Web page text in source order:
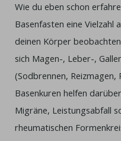
Wie du eben schon
Basenfasten eine Vielzahl
deinen Körper
sich Magen-, Leber-,
(Sodbrennen, Reizmagen,
Basenkuren helfen
Migräne, Leistungsabfall
rheumatischen